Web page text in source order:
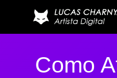
Como